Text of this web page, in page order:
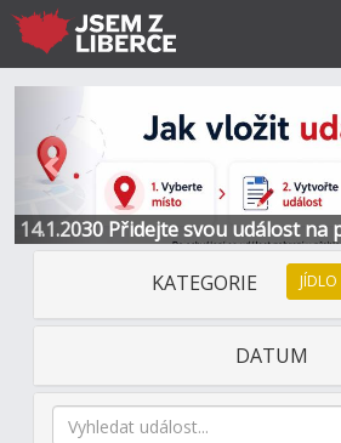
14.1.2030 Přidejte svou událost na
Informace a kontakt
KATEGORIE
DATUM